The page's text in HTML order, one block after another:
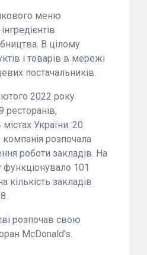
меню
В цілому
і товарів в мережі
постачальників.
2022 року
ресторанів,
України. 20
розпочала
роботи закладів. На
101
кількість закладів
розпочав свою
McDonald's.